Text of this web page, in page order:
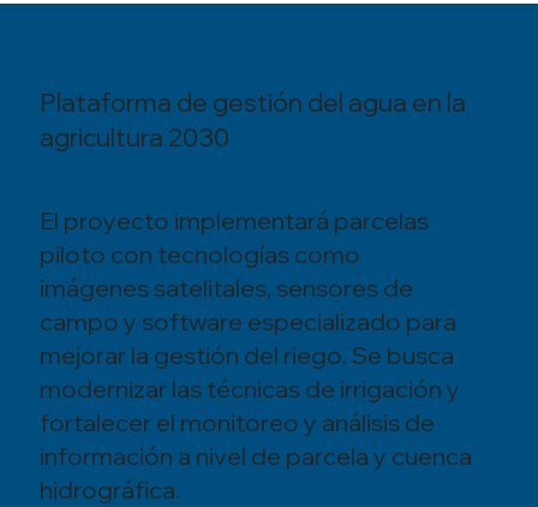
Plataforma de gestión del agua en la
agricultura 2030
El proyecto implementará parcelas
piloto con tecnologías como
imágenes satelitales, sensores de
campo y software especializado para
mejorar la gestión del riego. Se busca
modernizar las técnicas de irrigación y
fortalecer el monitoreo y análisis de
información a nivel de parcela y cuenca
hidrográfica.